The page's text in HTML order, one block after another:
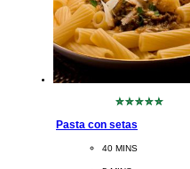
No
Pasta con setas
CookingTime
40 MINS